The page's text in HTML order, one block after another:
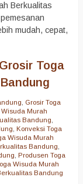
Berkualitas
mudah, cepat,
Toga
Grosir Toga
Murah
Bandung
Konveksi Toga
Wisuda Murah
Bandung
Produsen Toga
Wisuda Murah
Bandung